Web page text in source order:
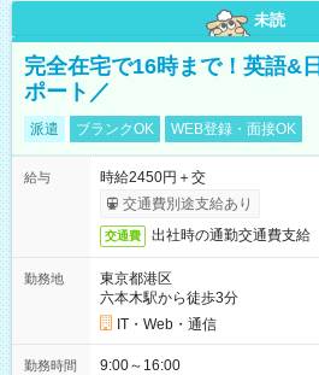
未読
完全在宅で16時まで！英語&
ポート／
派遣 ブランクOK WEB登録・面接OK
給与
時給2450円＋交
交通費別途支給あり
交通費 出社時の通勤交通費支給
勤務地
東京都港区
六本木駅から徒歩3分
IT・Web・通信
勤務時間 9:00～16:00